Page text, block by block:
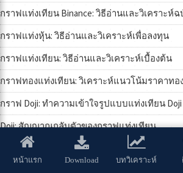
กราฟแท่งเทียน Binance: วิธีอ่านและวิเคราะห์ฉ
กราฟแท่งหุ้น: วิธีอ่านและวิเคราะห์เพื่อลงทุน
กราฟแท่งเทียน: วิธีอ่านและวิเคราะห์เบื้องต้น
กราฟทองแท่งเทียน: วิเคราะห์แนวโน้มราคาทอ
กราฟ Doji: ทำความเข้าใจรูปแบบแท่งเทียน Doji
Doji: สัญญาณกลับตัวของกราฟแท่งเทียน
กราฟแท่งเทียน: วิธีอ่านและใช้งานฉบับเซียน
หน้าแรก Download บทวิเคราะห์